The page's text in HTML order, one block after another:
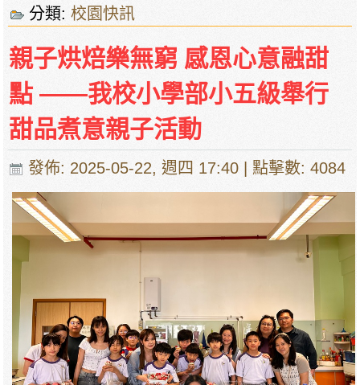
分類:校園快訊
親子烘焙樂無窮 感恩心意融甜
點 ——我校小學部小五級舉行
甜品煮意親子活動
發佈: 2025-05-22, 週四 17:40 | 點擊數: 4084